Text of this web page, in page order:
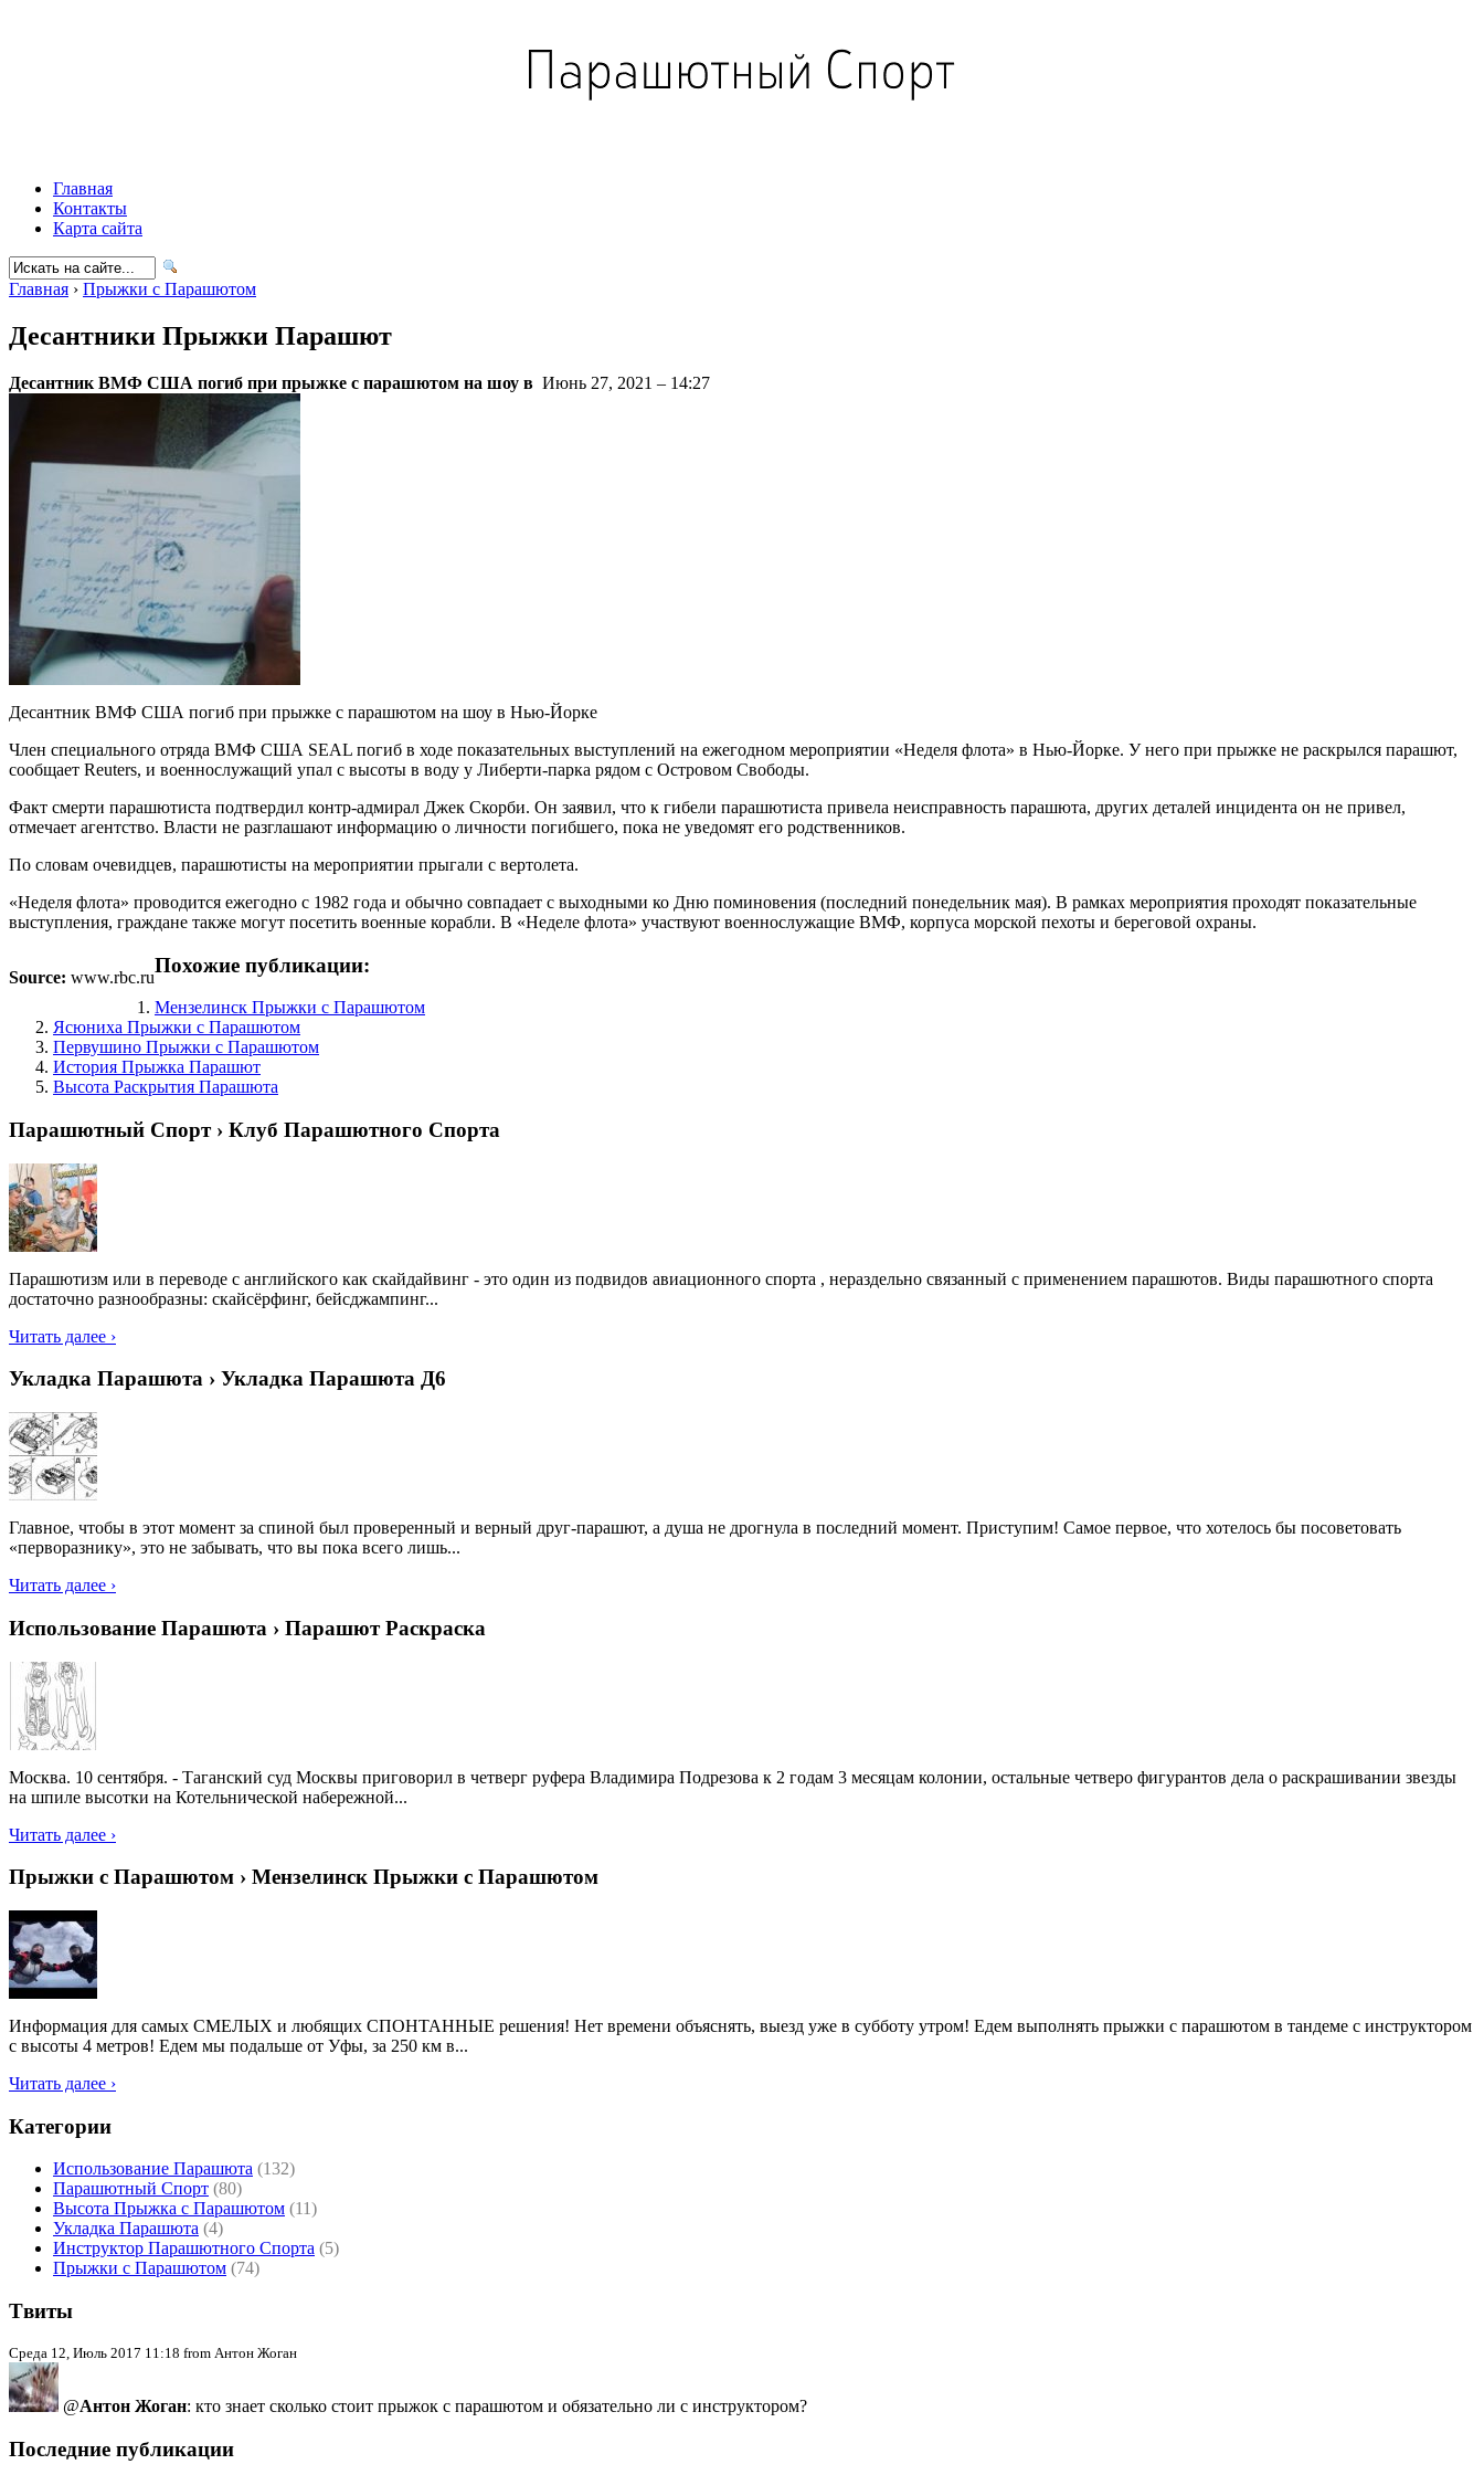
Главная
Контакты
Карта сайта
Главная › Прыжки с Парашютом
Десантники Прыжки Парашют
Десантник ВМФ США погиб при прыжке с парашютом на шоу в Июнь 27, 2021 – 14:27
Десантник ВМФ США погиб при прыжке с парашютом на шоу в Нью-Йорке
Член специального отряда ВМФ США SEAL погиб в ходе показательных выступлений на ежегодном мероприятии «Неделя флота» в Нью-Йорке. У него при прыжке не раскрылся парашют,
сообщает Reuters, и военнослужащий упал с высоты в воду у Либерти-парка рядом с Островом Свободы.
Факт смерти парашютиста подтвердил контр-адмирал Джек Скорби. Он заявил, что к гибели парашютиста привела неисправность парашюта, других деталей инцидента он не привел,
отмечает агентство. Власти не разглашают информацию о личности погибшего, пока не уведомят его родственников.
По словам очевидцев, парашютисты на мероприятии прыгали с вертолета.
«Неделя флота» проводится ежегодно с 1982 года и обычно совпадает с выходными ко Дню поминовения (последний понедельник мая). В рамках мероприятия проходят показательные
выступления, граждане также могут посетить военные корабли. В «Неделе флота» участвуют военнослужащие ВМФ, корпуса морской пехоты и береговой охраны.
Source: www.rbc.ru
Похожие публикации:
Мензелинск Прыжки с Парашютом
Ясюниха Прыжки с Парашютом
Первушино Прыжки с Парашютом
История Прыжка Парашют
Высота Раскрытия Парашюта
Парашютный Спорт › Клуб Парашютного Спорта
Парашютизм или в переводе с английского как скайдайвинг - это один из подвидов авиационного спорта , нераздельно связанный с применением парашютов. Виды парашютного спорта
достаточно разнообразны: скайсёрфинг, бейсджампинг...
Читать далее ›
Укладка Парашюта › Укладка Парашюта Д6
Главное, чтобы в этот момент за спиной был проверенный и верный друг-парашют, а душа не дрогнула в последний момент. Приступим! Самое первое, что хотелось бы посоветовать
«перворазнику», это не забывать, что вы пока всего лишь...
Читать далее ›
Использование Парашюта › Парашют Раскраска
Москва. 10 сентября. - Таганский суд Москвы приговорил в четверг руфера Владимира Подрезова к 2 годам 3 месяцам колонии, остальные четверо фигурантов дела о раскрашивании звезды
на шпиле высотки на Котельнической набережной...
Читать далее ›
Прыжки с Парашютом › Мензелинск Прыжки с Парашютом
Информация для самых СМЕЛЫХ и любящих СПОНТАННЫЕ решения! Нет времени объяснять, выезд уже в субботу утром! Едем выполнять прыжки с парашютом в тандеме с инструктором
с высоты 4 метров! Едем мы подальше от Уфы, за 250 км в...
Читать далее ›
Категории
Использование Парашюта (132)
Парашютный Спорт (80)
Высота Прыжка с Парашютом (11)
Укладка Парашюта (4)
Инструктор Парашютного Спорта (5)
Прыжки с Парашютом (74)
Tвиты
Среда 12, Июль 2017 11:18 from Антон Жоган
@Антон Жоган: кто знает сколько стоит прыжок с парашютом и обязательно ли с инструктором?
Последние публикации